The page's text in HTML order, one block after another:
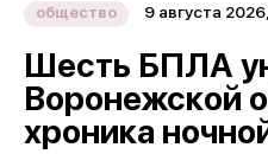
общество 9 августа
Шесть БПЛА
Воронежской
хроника